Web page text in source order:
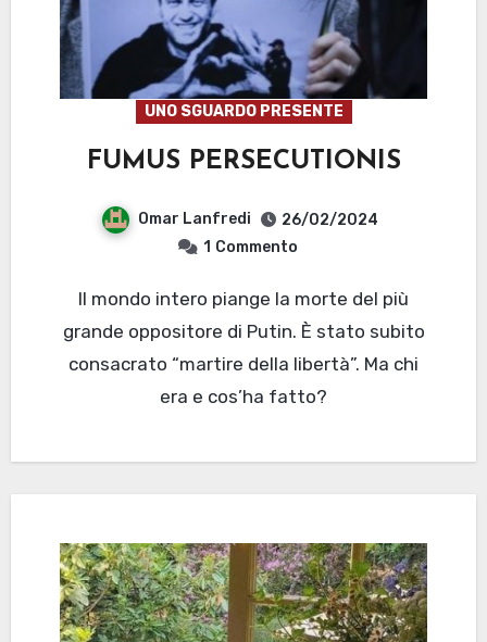
UNO SGUARDO PRESENTE
FUMUS PERSECUTIONIS
Omar Lanfredi
26/02/2024
1 Commento
Il mondo intero piange la morte del più
grande oppositore di Putin. È stato subito
consacrato “martire della libertà”. Ma chi
era e cos’ha fatto?